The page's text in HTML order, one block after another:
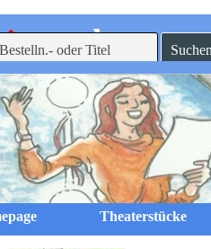
Suchen
Theaterstücke